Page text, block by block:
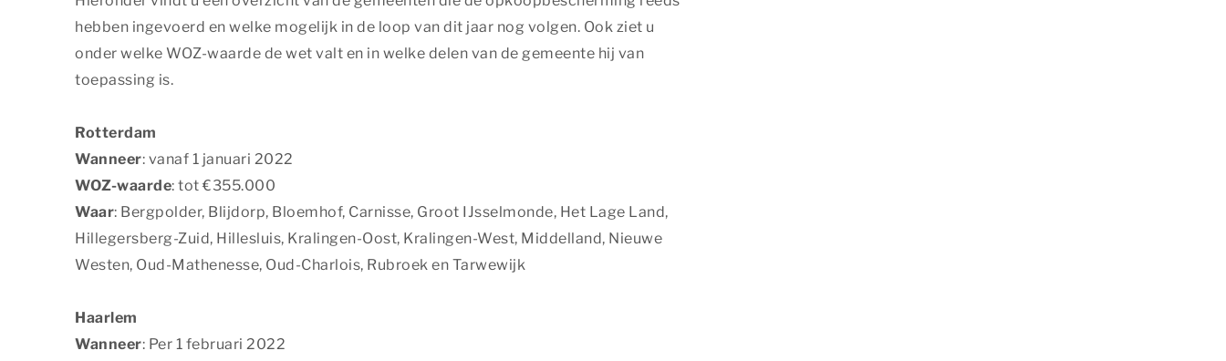
hebben ingevoerd en welke mogelijk in de loop van dit jaar nog volgen. Ook ziet u
onder welke WOZ-waarde de wet valt en in welke delen van de gemeente hij van
toepassing is.
Rotterdam
Wanneer: vanaf 1 januari 2022
WOZ-waarde: tot €355.000
Waar: Bergpolder, Blijdorp, Bloemhof, Carnisse, Groot IJsselmonde, Het Lage Land,
Hillegersberg-Zuid, Hillesluis, Kralingen-Oost, Kralingen-West, Middelland, Nieuwe
Westen, Oud-Mathenesse, Oud-Charlois, Rubroek en Tarwewijk
Haarlem
Wanneer: Per 1 februari 2022